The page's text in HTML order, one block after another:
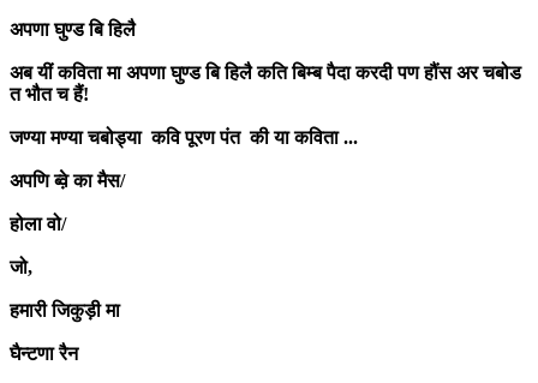
अपणा घुण्ड बि हिलै
अब यीं कविता मा अपणा घुण्ड बि हिलै कति बिम्ब पैदा करदी पण हौंस अर चबोड
त भौत च हैं!
जण्या मण्या चबोड्या कवि पूरण पंत की या कविता ...
अपणि ब्व़े का मैस/
होला वो/
जो,
हमारी जिकुड़ी मा
घैन्टणा रैन